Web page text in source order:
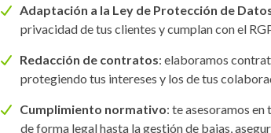
Adaptación a la Ley de Protección de
privacidad de tus clientes y cumplan con el
Redacción de contratos: elaboramos
protegiendo tus intereses y los de tus
Cumplimiento normativo: te asesoramos
de forma legal hasta la gestión de bajas,